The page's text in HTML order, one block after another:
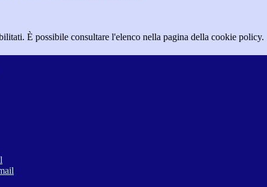
È possibile consultare l'elenco nella pagina della cookie policy.